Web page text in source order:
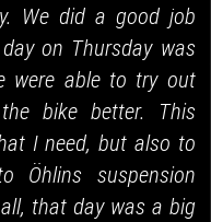
We did a good job
on Thursday was
were able to try out
bike better. This
I need, but also to
Öhlins suspension
that day was a big